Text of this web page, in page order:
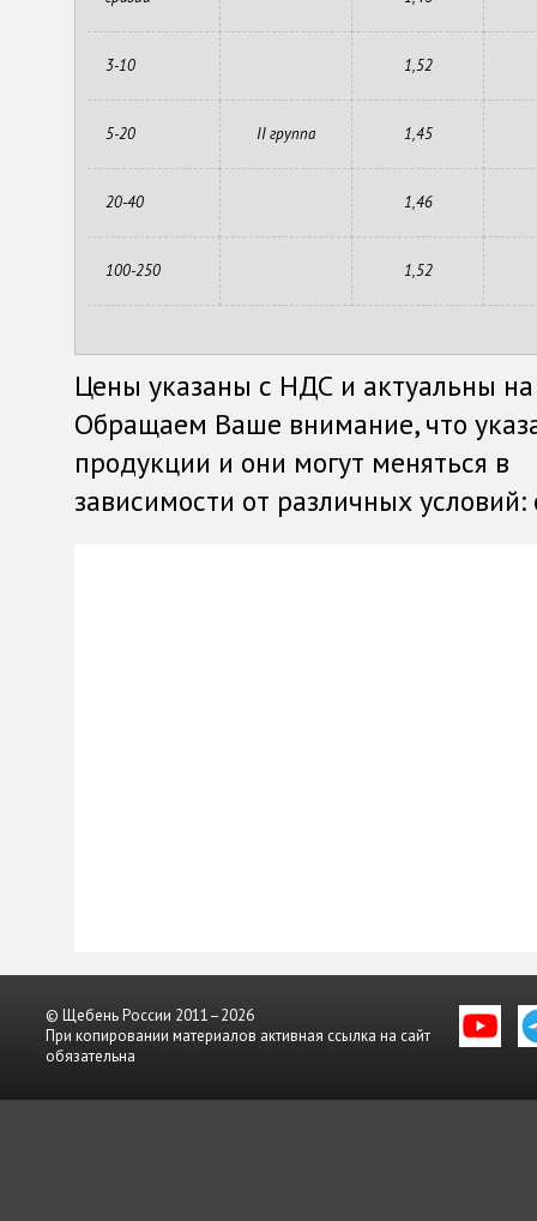
3-10 1,52
5-20 II группа 1,45
20-40 1,46
100-250 1,52
Цены указаны с НДС и актуальны
Обращаем Ваше внимание, что
продукции и они могут меняться в
зависимости от различных
© Щебень России 2011–2026
При копировании материалов активная ссылка на сайт
обязательна